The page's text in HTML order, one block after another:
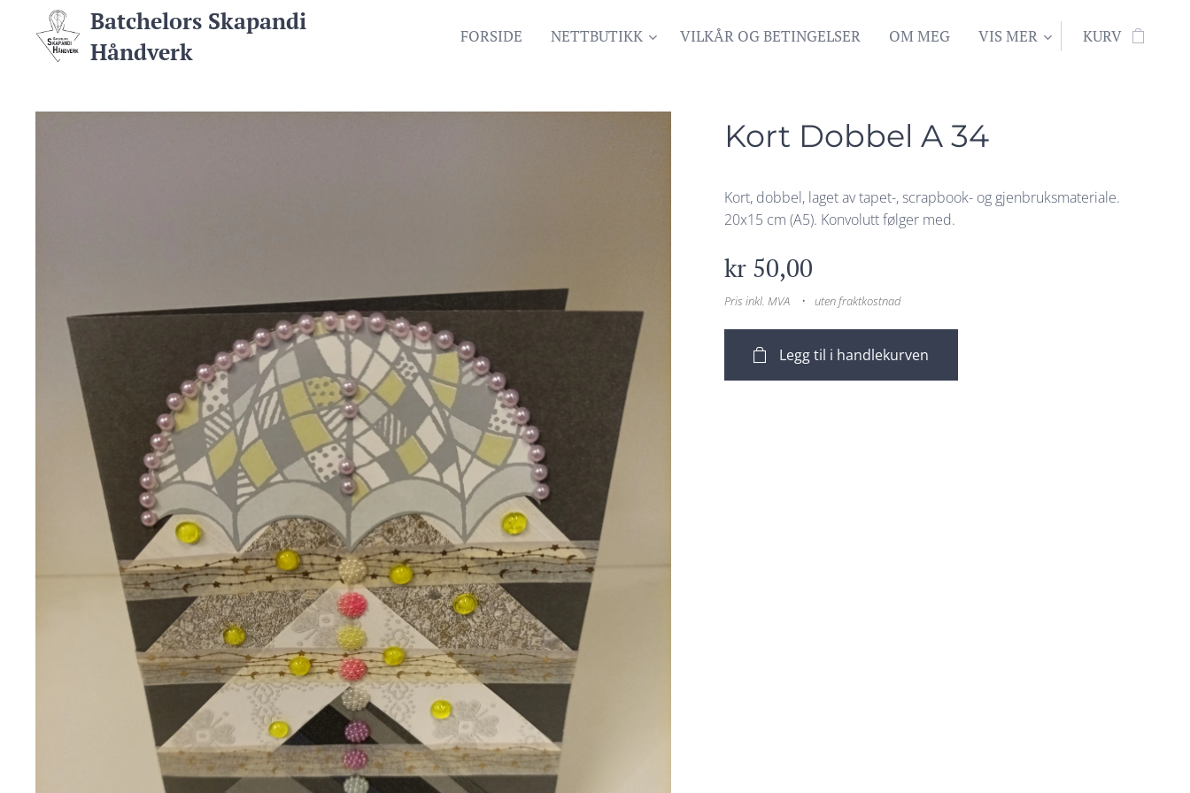
Batchelors Skapandi
Håndverk
FORSIDE NETTBUTIKK VILKÅR OG BETINGELSER OM MEG VIS MER KURV
Kort Dobbel A 34
Kort, dobbel, laget av tapet-, scrapbook- og gjenbruksmateriale.
20x15 cm (A5). Konvolutt følger med.
kr 50,00
Pris inkl. MVA uten fraktkostnad
Legg til i handlekurven